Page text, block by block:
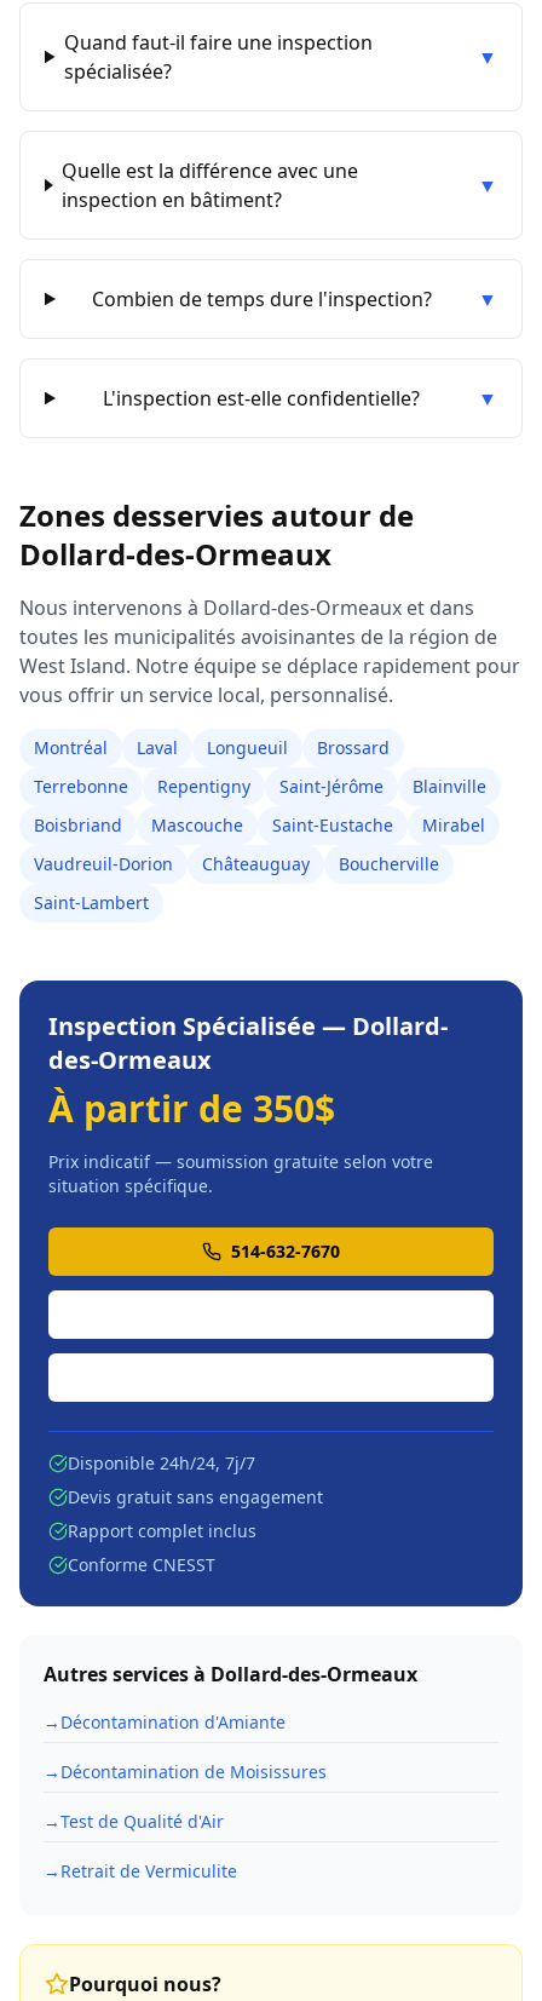
Quand faut-il faire une inspection
spécialisée?
▼
Quelle est la différence avec une
inspection en bâtiment?
▼
Combien de temps dure l'inspection? ▼
L'inspection est-elle confidentielle? ▼
Zones desservies autour de
Dollard-des-Ormeaux
Nous intervenons à Dollard-des-Ormeaux et dans
toutes les municipalités avoisinantes de la région de
West Island. Notre équipe se déplace rapidement pour
vous offrir un service local, personnalisé.
Montréal Laval Longueuil
Brossard
Terrebonne
Repentigny Saint-Jérôme
Blainville
Boisbriand
Mascouche Saint-Eustache
Mirabel
Vaudreuil-Dorion
Châteauguay
Boucherville
Saint-Lambert
Inspection Spécialisée — Dollard-
des-Ormeaux
À partir de 350$
Prix indicatif — soumission gratuite selon votre
situation spécifique.
514-632-7670
Disponible 24h/24, 7j/7
Devis gratuit sans engagement
Rapport complet inclus
Conforme CNESST
Autres services à Dollard-des-Ormeaux
→ Décontamination d'Amiante
→ Décontamination de Moisissures
→Test de Qualité d'Air
→ Retrait de Vermiculite
Pourquoi nous?